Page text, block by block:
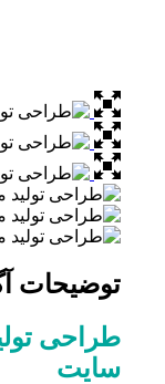
توضیحات
طراحی تولید
سایت